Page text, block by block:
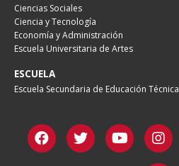
Ciencias Sociales
Ciencia y Tecnología
Economía y Administración
Escuela Universitaria de Artes
ESCUELA
Escuela Secundaria de Educación Técnica